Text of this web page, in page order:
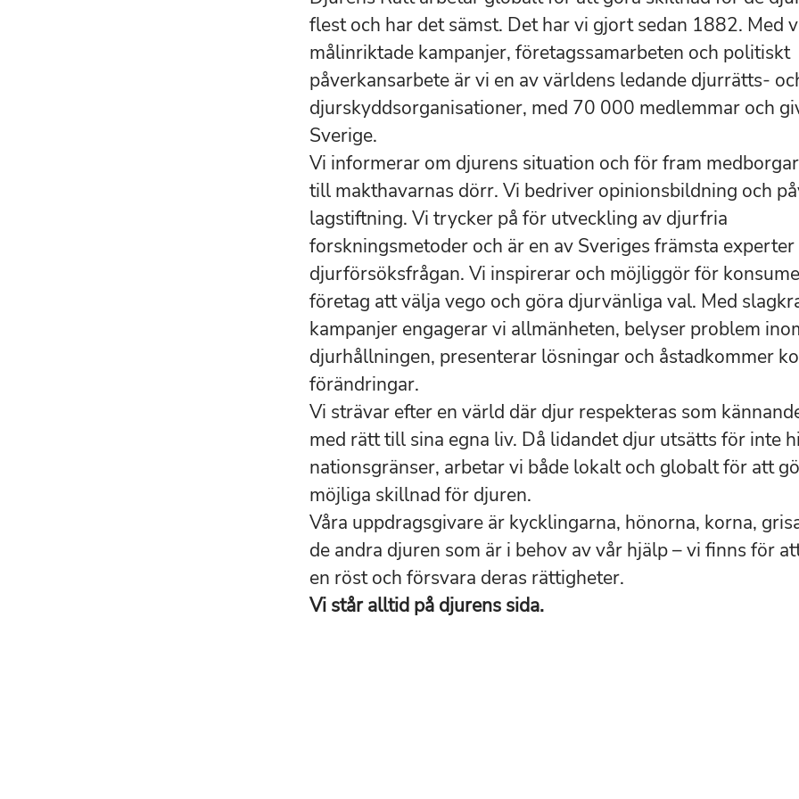
flest och har det sämst. Det har vi gjort sedan 1882. Med
målinriktade kampanjer, företagssamarbeten och politiskt
påverkansarbete är vi en av världens ledande djurrätts-
djurskyddsorganisationer, med 70 000 medlemmar och
Sverige.
Vi informerar om djurens situation och för fram
till makthavarnas dörr. Vi bedriver opinionsbildning och
lagstiftning. Vi trycker på för utveckling av djurfria
forskningsmetoder och är en av Sveriges främsta experter
djurförsöksfrågan. Vi inspirerar och möjliggör för
företag att välja vego och göra djurvänliga val. Med
kampanjer engagerar vi allmänheten, belyser problem
djurhållningen, presenterar lösningar och åstadkommer
förändringar.
Vi strävar efter en värld där djur respekteras som
med rätt till sina egna liv. Då lidandet djur utsätts för inte
nationsgränser, arbetar vi både lokalt och globalt för att
möjliga skillnad för djuren.
Våra uppdragsgivare är kycklingarna, hönorna, korna,
de andra djuren som är i behov av vår hjälp – vi finns för
en röst och försvara deras rättigheter.
Vi står alltid på djurens sida.